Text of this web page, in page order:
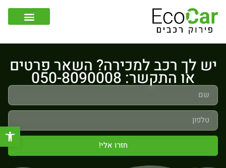
יש לך רכב למכירה? השאר פרטים
או התקשר: 050-8090008
חזרו אלי!
פתח